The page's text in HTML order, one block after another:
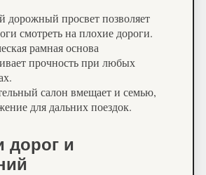
дорожный просвет позволяет
смотреть на плохие дороги.
рамная основа
прочность при любых
салон вмещает и семью,
для дальних поездок.
дорог и